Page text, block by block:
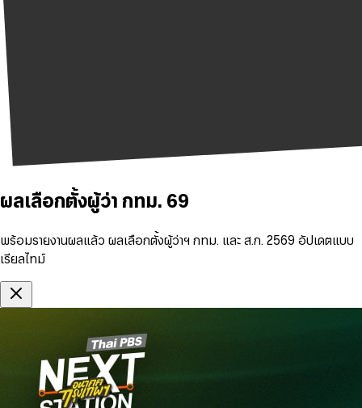
ผลเลือกตั้งผู้ว่า กทม. 69
พร้อมรายงานผลแล้ว ผลเลือกตั้งผู้ว่าฯ กทม. และ ส.ก. 2569 อัปเดตแบบ
เรียลไทม์